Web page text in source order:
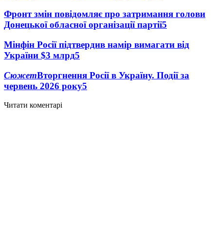
Фронт змін повідомляє про затримання голови
Донецької обласної організації партії5
Мінфін Росії підтвердив намір вимагати від
України $3 млрд5
СюжетВторгнення Росії в Україну. Події за
червень 2026 року5
Читати коментарі